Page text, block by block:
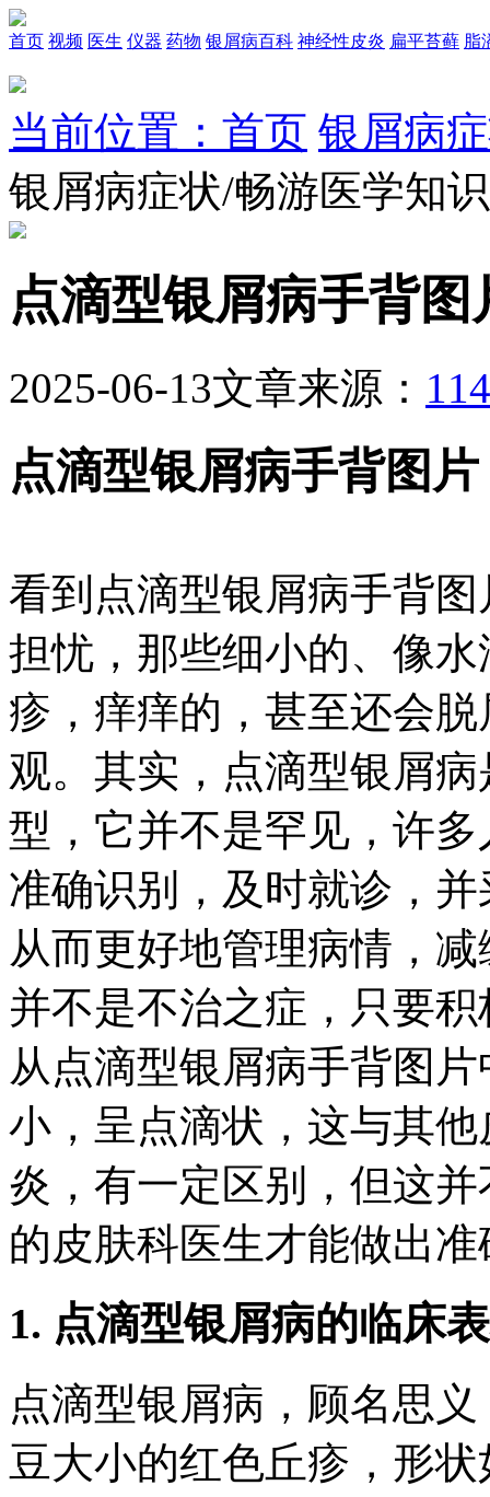
首页 视频 医生 仪器 药物 银屑病百科 神经性皮炎 扁平苔藓 脂
当前位置：首页 银屑病
银屑病症状/畅游医学知
点滴型银屑病手背图
2025-06-13文章来源：
点滴型银屑病手背图片
看到点滴型银屑病手背
担忧，那些细小的、像
疹，痒痒的，甚至还会
观。其实，点滴型银屑
型，它并不是罕见，许
准确识别，及时就诊，
从而更好地管理病情，
并不是不治之症，只要
从点滴型银屑病手背图
小，呈点滴状，这与其
炎，有一定区别，但这
的皮肤科医生才能做出
1. 点滴型银屑病的临床
点滴型银屑病，顾名思
豆大小的红色丘疹，形